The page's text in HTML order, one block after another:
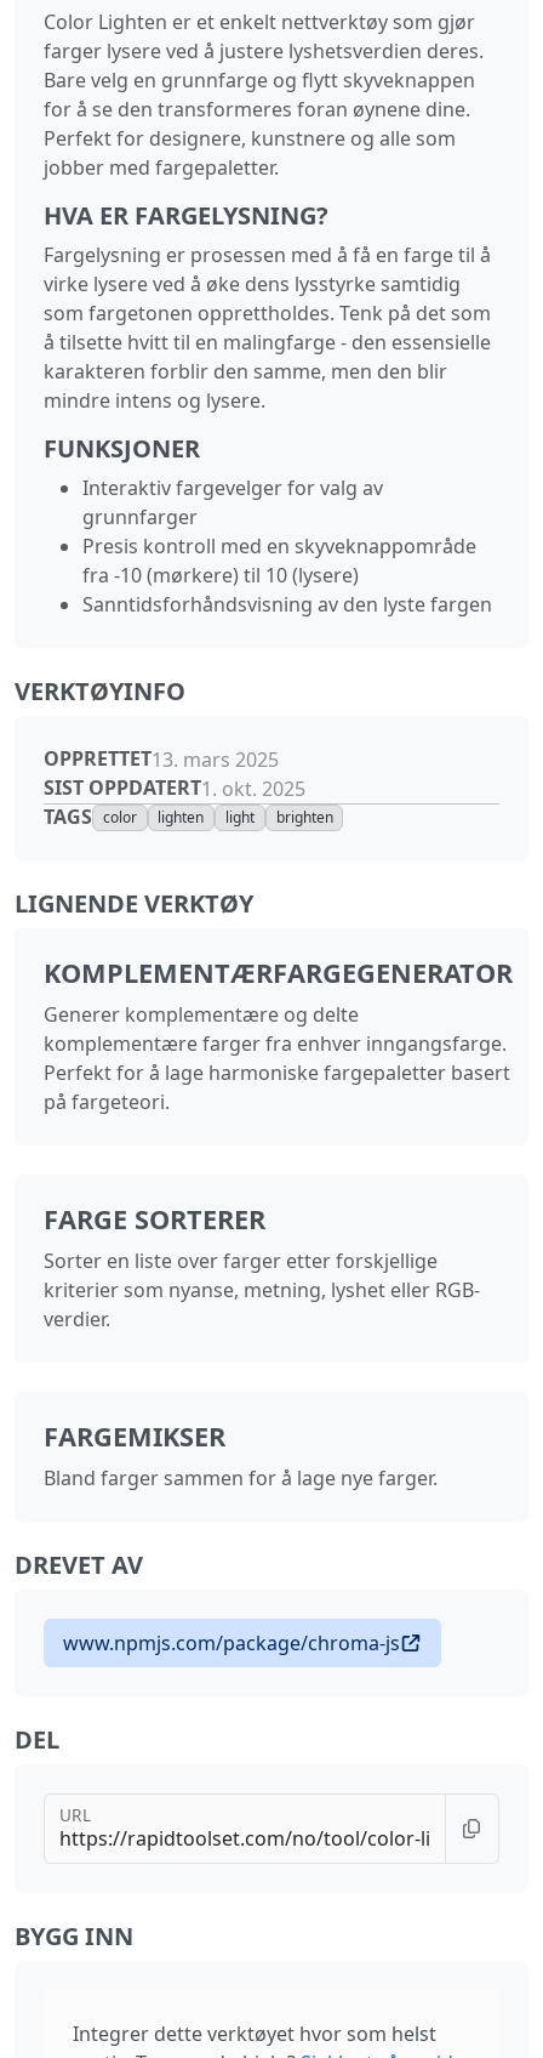
Color Lighten er et enkelt nettverktøy som gjør
farger lysere ved å justere lyshetsverdien deres.
Bare velg en grunnfarge og flytt skyveknappen
for å se den transformeres foran øynene dine.
Perfekt for designere, kunstnere og alle som
jobber med fargepaletter.
HVA ER FARGELYSNING?
Fargelysning er prosessen med å få en farge til å
virke lysere ved å øke dens lysstyrke samtidig
som fargetonen opprettholdes. Tenk på det som
å tilsette hvitt til en malingfarge - den essensielle
karakteren forblir den samme, men den blir
mindre intens og lysere.
FUNKSJONER
Interaktiv fargevelger for valg av
grunnfarger
Presis kontroll med en skyveknappområde
fra -10 (mørkere) til 10 (lysere)
Sanntidsforhåndsvisning av den lyste fargen
VERKTØYINFO
OPPRETTET13. mars 2025
SIST OPPDATERT1. okt. 2025
TAGS color lighten light brighten
LIGNENDE VERKTØY
KOMPLEMENTÆRFARGEGENERATOR
Generer komplementære og delte
komplementære farger fra enhver inngangsfarge.
Perfekt for å lage harmoniske fargepaletter basert
på fargeteori.
FARGE SORTERER
Sorter en liste over farger etter forskjellige
kriterier som nyanse, metning, lyshet eller RGB-
verdier.
FARGEMIKSER
Bland farger sammen for å lage nye farger.
DREVET AV
www.npmjs.com/package/chroma-js
DEL
URL
BYGG INN
Integrer dette verktøyet hvor som helst